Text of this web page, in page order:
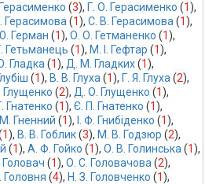
(3), Г. О. Герасименко (1),
Герасимова (1), С. В. Герасимова (1),
Герман (1), О. О. Гетманенко (1),
Гетьманець (1), М. І. Гефтар (1),
Гладка (1), Д. М. Гладких (1),
(1), В. В. Глуха (1), Г. Я. Глуха (2),
Глущенко (2), Д. О. Глущенко (1),
Гнатенко (1), Є. П. Гнатенко (1),
Гненний (1), І. Ф. Гнибіденко (1),
1), В. В. Гоблик (3), М. В. Годзюр (2),
(1), А. Ф. Гойко (1), О. В. Голинська (1),
Головач (1), О. С. Головачова (2),
(4), Н. З. Головченко (1),